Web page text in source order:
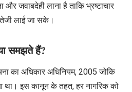
और जवाबदेही लाना है ताकि भ्रष्टाचार
लाई जा सके।
समझते हैं?
का अधिकार अधिनियम, 2005 जोकि
इस कानून के तहत, हर नागरिक को